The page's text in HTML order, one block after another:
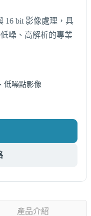
16 bit 影像處理，具
噪、高解析的專業
低噪點影像
產品介紹